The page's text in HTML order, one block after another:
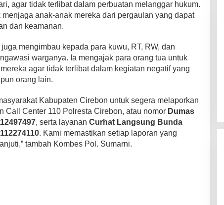
agar tidak terlibat dalam perbuatan melanggar hukum.
anak-anak mereka dari pergaulan yang dapat
dan keamanan.
mengimbau kepada para kuwu, RT, RW, dan
warganya. Ia mengajak para orang tua untuk
agar tidak terlibat dalam kegiatan negatif yang
orang lain.
Kabupaten Cirebon untuk segera melaporkan
Call Center 110 Polresta Cirebon, atau nomor Dumas
, serta layanan Curhat Langsung Bunda
. Kami memastikan setiap laporan yang
tambah Kombes Pol. Sumarni.
Kakanwil Ditjenpas Riau Resmi
Tim Terbaik di Kakanwil Cup Mini
Soccer